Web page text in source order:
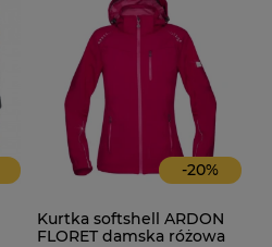
-20%
Kurtka softshell ARDON
FLORET damska różowa